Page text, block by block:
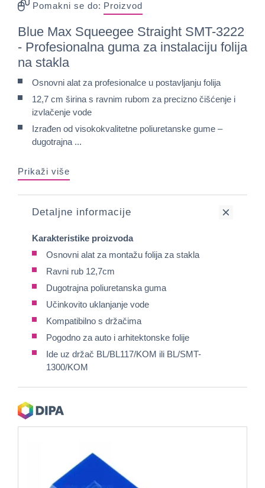
Pomakni se do: Proizvod
Blue Max Squeegee Straight SMT-3222
- Profesionalna guma za instalaciju folija
na stakla
Osnovni alat za profesionalce u postavljanju folija
12,7 cm širina s ravnim rubom za precizno čišćenje i
izvlačenje vode
Izrađen od visokokvalitetne poliuretanske gume –
dugotrajna ...
Prikaži više
Detaljne informacije
Karakteristike proizvoda
Osnovni alat za montažu folija za stakla
Ravni rub 12,7cm
Dugotrajna poliuretanska guma
Učinkovito uklanjanje vode
Kompatibilno s držačima
Pogodno za auto i arhitektonske folije
Ide uz držač BL/BL117/KOM ili BL/SMT-
1300/KOM